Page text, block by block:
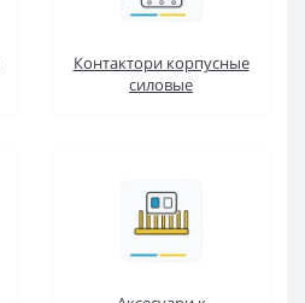
Контактори корпусные
силовые